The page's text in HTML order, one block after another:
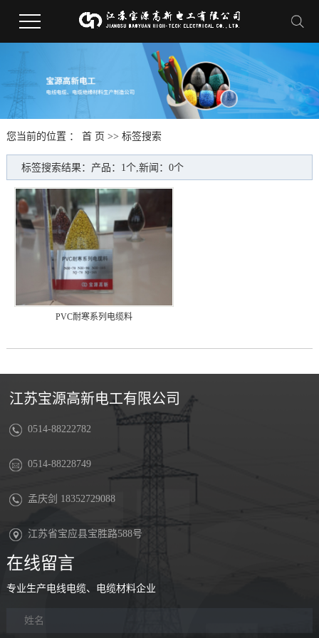
您当前的位置 ： 首 页 >> 标签搜索
标签搜索结果：产品：1个,新闻：0个
PVC耐寒系列电缆料
江苏宝源高新电工有限公司
0514-88222782
0514-88228749
孟庆剑 18352729088
江苏省宝应县宝胜路588号
在线留言
专业生产电线电缆、电缆材料企业